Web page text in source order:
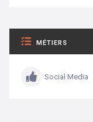
MÉTIERS
Social Media